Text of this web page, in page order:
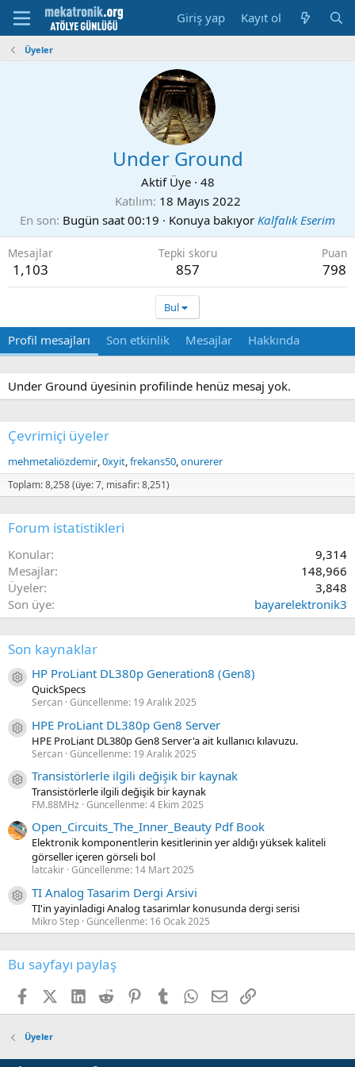
Giriş yap Kayıt ol
Üyeler
Under Ground
Aktif Üye · 48
Katılım 18 Mayıs 2022
En son Bugün saat 00:19 · Konuya bakıyor Kalfalık Eserim
Mesajlar
1,103
Tepki skoru
857
Puan
798
Bul
Profil mesajları Son etkinlik Mesajlar Hakkında
Under Ground üyesinin profilinde henüz mesaj yok.
Çevrimiçi üyeler
mehmetaliözdemir 0xyit frekans50 onurerer
Toplam: 8,258 (üye: 7, misafir: 8,251)
Forum istatistikleri
Konular
9,314
Mesajlar
148,966
Üyeler
3,848
Son üye
bayarelektronik3
Son kaynaklar
Kaynak ikon/amblem
HP ProLiant DL380p Generation8 (Gen8)
QuickSpecs
Sercan Güncellenme: 19 Aralık 2025
Kaynak ikon/amblem
HPE ProLiant DL380p Gen8 Server
HPE ProLiant DL380p Gen8 Server'a ait kullanıcı kılavuzu.
Sercan Güncellenme: 19 Aralık 2025
Kaynak ikon/amblem
Transistörlerle ilgili değişik bir kaynak
Transistörlerle ilgili değişik bir kaynak
FM.88MHz Güncellenme:4 Ekim 2025
Open_Circuits_The_Inner_Beauty Pdf Book
Elektronik komponentlerin kesitlerinin yer aldığı yüksek kaliteli
görseller içeren görseli bol
latcakir Güncellenme: 14 Mart 2025
Kaynak ikon/amblem
TI Analog Tasarim Dergi Arsivi
TI'in yayinladigi Analog tasarimlar konusunda dergi serisi
Mikro Step Güncellenme: 16 Ocak 2025
Bu sayfayı paylaş
FacebookX (Twitter)
LinkedIn
Reddit PinterestTumblr WhatsApp
E-postaLink
Üyeler